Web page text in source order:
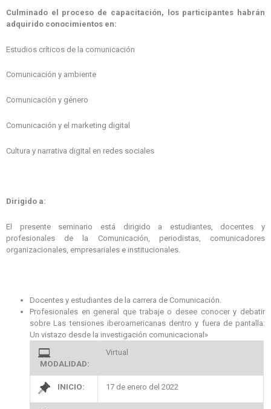
Culminado el proceso de capacitación, los participantes habrán
adquirido conocimientos en:
Estudios críticos de la comunicación
Comunicación y ambiente
Comunicación y género
Comunicación y el marketing digital
Cultura y narrativa digital en redes sociales
Dirigido a:
El presente seminario está dirigido a estudiantes, docentes y
profesionales de la Comunicación, periodistas, comunicadores
organizacionales, empresariales e institucionales.
Docentes y estudiantes de la carrera de Comunicación.
Profesionales en general que trabaje o desee conocer y debatir
sobre Las tensiones iberoamericanas dentro y fuera de pantalla:
Un vistazo desde la investigación comunicacional»
MODALIDAD:
Virtual
INICIO: 17 de enero del 2022